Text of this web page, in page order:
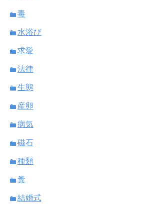
毒
水浴び
求愛
法律
生態
産卵
病気
磁石
種類
糞
結婚式